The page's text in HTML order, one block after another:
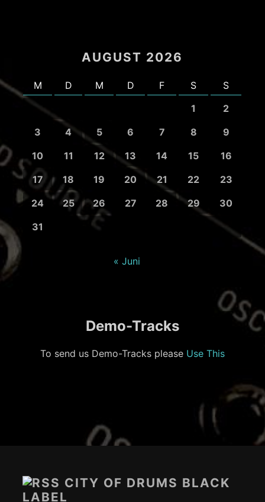
AUGUST 2026
M D M D F S
S
1
2
3
4 5 6 7 8
9
10
11 12 13 14 15
16
17
18 19 20 21 22
23
24
25 26 27 28 29
30
31
« Juni
Demo-Tracks
To send us Demo-Tracks please Use This
CITY OF DRUMS BLACK
LABEL